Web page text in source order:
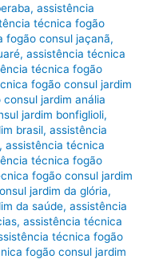
,assistência
técnica fogão
fogão consul jaçanã,
,assistência técnica
técnica fogão
fogão consul jardim
jardim anália
jardim bonfiglioli,
brasil,assistência
,assistência técnica
técnica fogão
fogão consul jardim
jardim da glória,
da saúde,assistência
,assistência técnica
técnica fogão
fogão consul jardim